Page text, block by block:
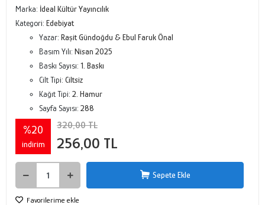
Marka: İdeal Kültür Yayıncılık
Kategori: Edebiyat
Yazar: Raşit Gündoğdu & Ebul Faruk Önal
Basım Yılı: Nisan 2025
Baskı Sayısı: 1. Baskı
Cilt Tipi: Ciltsiz
Kağıt Tipi: 2. Hamur
Sayfa Sayısı: 288
%20
indirim
320,00 TL
256,00 TL
Sepete Ekle
Favorilerime ekle